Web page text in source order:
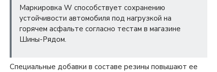
Маркировка W способствует сохранению
устойчивости автомобиля под нагрузкой на
горячем асфальте согласно тестам в магазине
Шины-Рядом.
Специальные добавки в составе резины повышают ее